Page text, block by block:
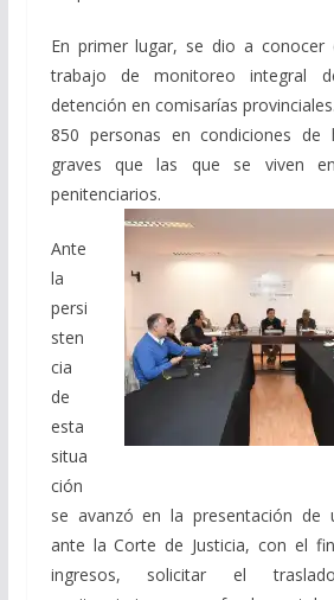
En primer lugar, se dio a conocer
trabajo de monitoreo integral
detención en comisarías
850 personas en condiciones de
graves que las que se viven en
penitenciarios.
Ante
la
persi
sten
cia
de
esta
situa
ción
se avanzó en la presentación de
ante la Corte de Justicia, con el
ingresos, solicitar el